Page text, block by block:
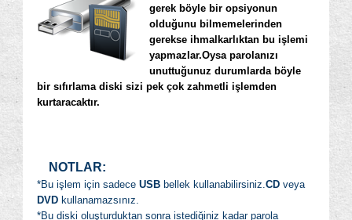
gerek böyle bir opsiyonun
olduğunu bilmemelerinden
gerekse ihmalkarlıktan bu işlemi
yapmazlar.Oysa parolanızı
unuttuğunuz durumlarda böyle
bir sıfırlama diski sizi pek çok zahmetli işlemden
kurtaracaktır.
NOTLAR:
*Bu işlem için sadece USB bellek kullanabilirsiniz.CD veya
DVD kullanamazsınız.
*Bu diski oluşturduktan sonra istediğiniz kadar parola